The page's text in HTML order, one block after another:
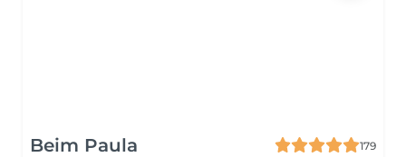
Beim Paula
179